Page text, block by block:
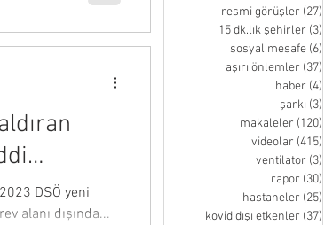
DSÖ yeni
alanı dışında...
resmi görüşler (27)
15 dk.lık şehirler (3)
sosyal mesafe (6)
aşırı önlemler (37)
haber (4)
şarkı (3)
makaleler (120)
videolar (415)
ventilator (3)
rapor (30)
hastaneler (25)
kovid dışı etkenler (37)